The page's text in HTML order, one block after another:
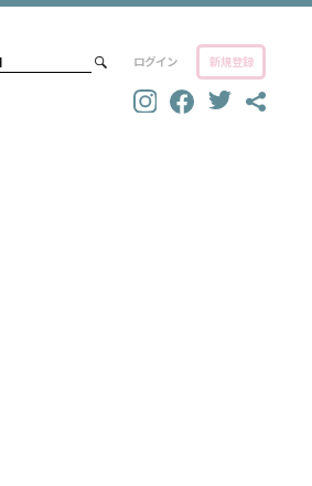
ログイン 新規登録